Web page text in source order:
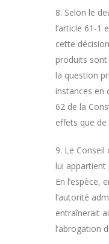
8. Selon le
l’article 61-1
cette
produits sont
la question
instances en
62 de la
effets que
9. Le
lui appartient
En l’espèce,
l’autorité
entraînerait
l’abrogation